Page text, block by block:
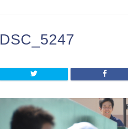
DSC_5247